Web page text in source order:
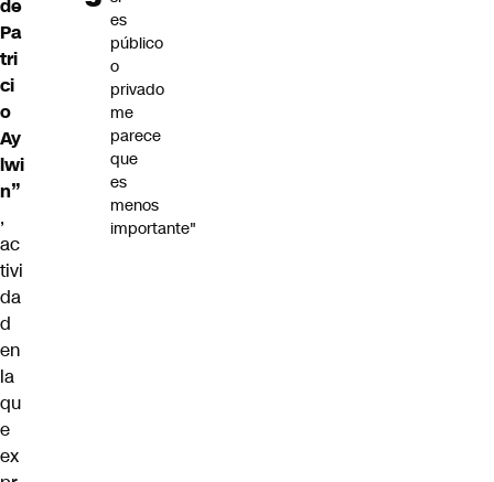
de
Pa
tri
ci
o
Ay
lwi
n”
,
ac
tivi
da
d
en
la
qu
e
ex
es
público
o
privado
me
parece
que
es
menos
importante"